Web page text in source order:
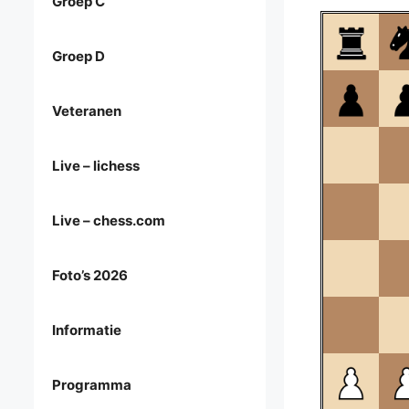
Groep D
Veteranen
Live – lichess
Live – chess.com
Foto’s 2026
Informatie
Programma